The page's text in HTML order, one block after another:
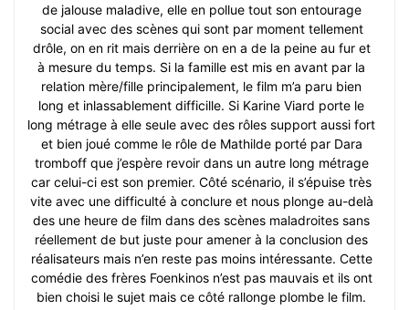
de jalouse maladive, elle en pollue tout son entourage
social avec des scènes qui sont par moment tellement
drôle, on en rit mais derrière on en a de la peine au fur et
à mesure du temps. Si la famille est mis en avant par la
relation mère/fille principalement, le film m’a paru bien
long et inlassablement difficille. Si Karine Viard porte le
long métrage à elle seule avec des rôles support aussi fort
et bien joué comme le rôle de Mathilde porté par Dara
tromboff que j’espère revoir dans un autre long métrage
car celui-ci est son premier. Côté scénario, il s’épuise très
vite avec une difficulté à conclure et nous plonge au-delà
des une heure de film dans des scènes maladroites sans
réellement de but juste pour amener à la conclusion des
réalisateurs mais n’en reste pas moins intéressante. Cette
comédie des frères Foenkinos n’est pas mauvais et ils ont
bien choisi le sujet mais ce côté rallonge plombe le film.